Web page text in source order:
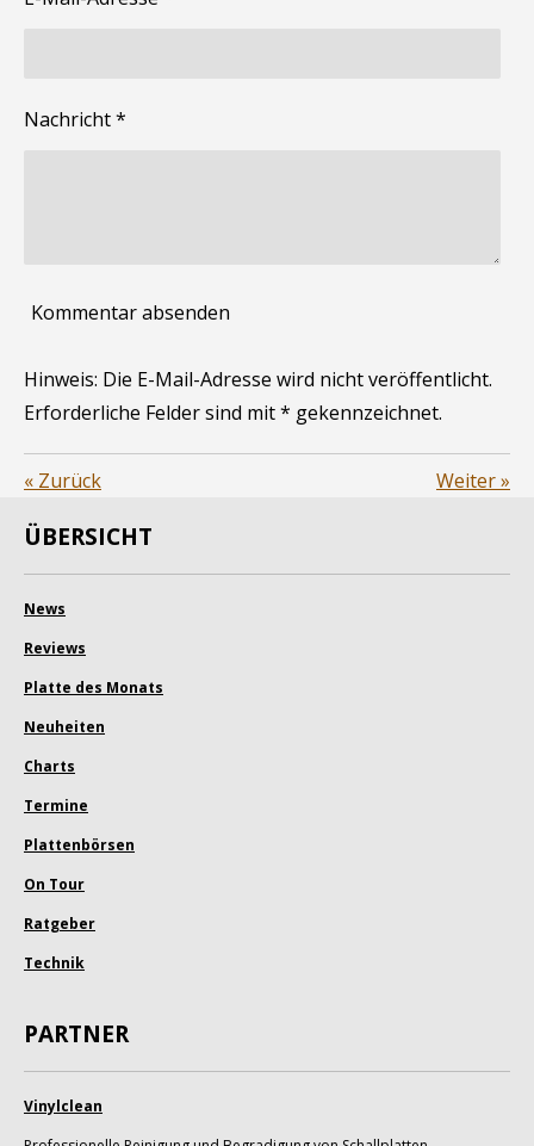
Nachricht *
Kommentar absenden
Hinweis: Die E-Mail-Adresse wird nicht veröffentlicht.
Erforderliche Felder sind mit * gekennzeichnet.
« Zurück Weiter»
ÜBERSICHT
News
Reviews
Platte des Monats
Neuheiten
Charts
Termine
Plattenbörsen
On Tour
Ratgeber
Technik
PARTNER
Vinylclean